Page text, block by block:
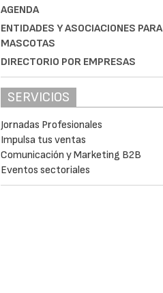
AGENDA
ENTIDADES Y ASOCIACIONES PARA
MASCOTAS
DIRECTORIO POR EMPRESAS
SERVICIOS
Jornadas Profesionales
Impulsa tus ventas
Comunicación y Marketing B2B
Eventos sectoriales